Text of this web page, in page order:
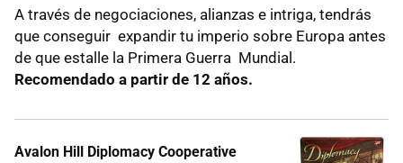
A través de negociaciones, alianzas e intriga, tendrás
que conseguir expandir tu imperio sobre Europa antes
de que estalle la Primera Guerra Mundial.
Recomendado a partir de 12 años.
Avalon Hill Diplomacy Cooperative